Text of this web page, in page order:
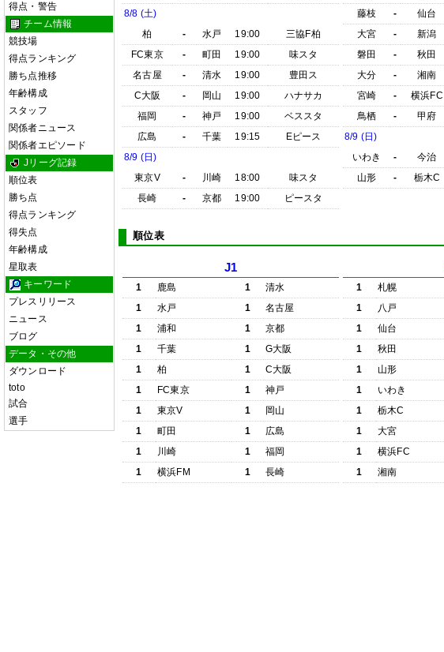
得点・警告
チーム情報
競技場
得点ランキング
勝ち点推移
年齢構成
スタッフ
関係者ニュース
関係者エピソード
Jリーグ記録
順位表
勝ち点
得点ランキング
得失点
年齢構成
星取表
キーワード
プレスリリース
ニュース
ブログ
データ・その他
ダウンロード
toto
試合
選手
8/8 (土)
柏
- 水戸 19:00
三協F柏
FC東京
- 町田 19:00
味スタ
名古屋
- 清水 19:00
豊田ス
C大阪
- 岡山 19:00
ハナサカ
福岡
- 神戸 19:00
ベススタ
広島
- 千葉 19:15
Eピース
8/9 (日)
東京V
- 川崎 18:00
味スタ
長崎
- 京都 19:00 ピースタ
藤枝
- 仙台
大宮
- 新潟
磐田
- 秋田
大分
- 湘南
宮崎
- 横浜FC
鳥栖
- 甲府
8/9 (日)
いわき
- 今治
山形
- 栃木C
順位表
J1
1 鹿島 1
清水
1
水戸 1
名古屋
1
浦和 1
京都
1
千葉 1
G大阪
1
柏 1
C大阪
1
FC東京 1
神戸
1
東京V 1
岡山
1
町田 1
広島
1
川崎 1
福岡
1
横浜FM 1 長崎
1 札幌
1
八戸
1
仙台
1
秋田
1
山形
1
いわき
1
栃木C
1
大宮
1
横浜FC
1
湘南